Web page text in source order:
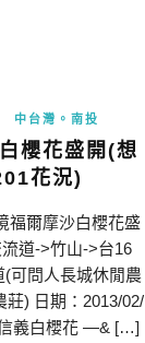
中台灣。南投
櫻花盛開(想
花況)
爾摩沙白櫻花盛
道->竹山->台16
可問人長城休閒農
莊) 日期：2013/02/
信義白櫻花 —& […]